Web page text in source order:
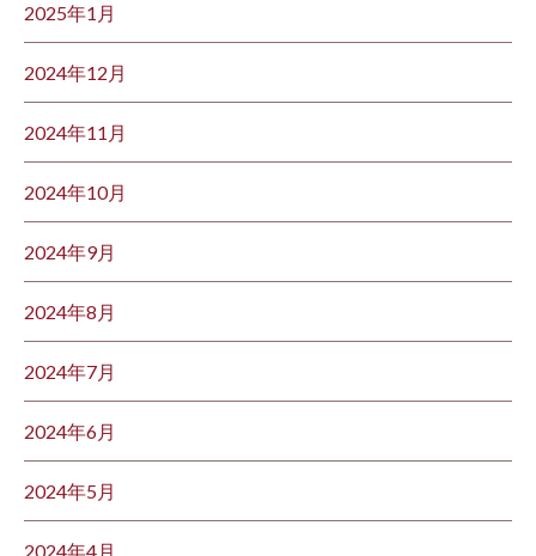
2025年1月
2024年12月
2024年11月
2024年10月
2024年9月
2024年8月
2024年7月
2024年6月
2024年5月
2024年4月